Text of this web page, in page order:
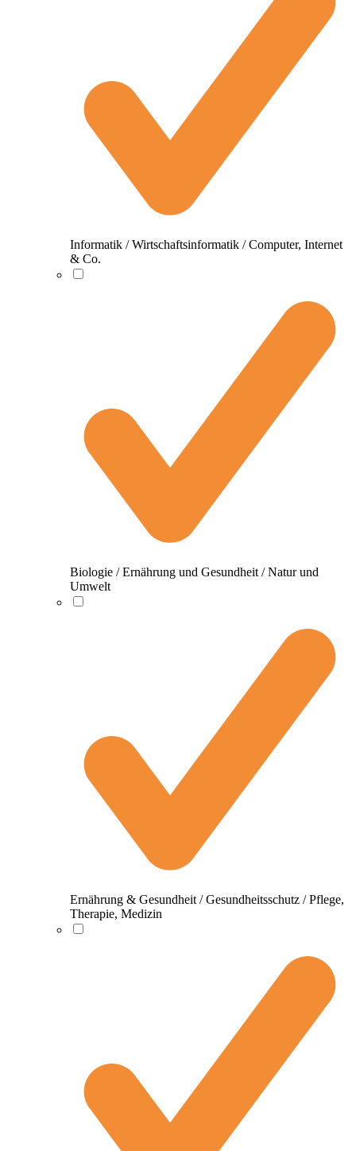
Informatik / Wirtschaftsinformatik / Computer, Internet
& Co.
Biologie / Ernährung und Gesundheit / Natur und
Umwelt
Ernährung & Gesundheit / Gesundheitsschutz / Pflege,
Therapie, Medizin